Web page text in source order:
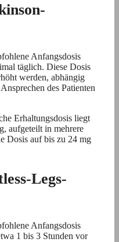
Anfangsdosis
täglich. Diese Dosis
werden, abhängig
des Patienten
Erhaltungsdosis liegt
aufgeteilt in mehrere
Dosis auf bis zu 24 mg
Legs-
Anfangsdosis
1 bis 3 Stunden vor